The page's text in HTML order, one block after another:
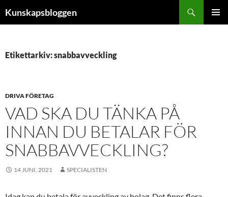
tillKunskapsbloggen
Etikettarkiv: snabbavveckling
DRIVA FÖRETAG
VAD SKA DU TÄNKA PÅ
INNAN DU BETALAR FÖR
SNABBAVVECKLING?
14 JUNI, 2021 SPECIALISTEN